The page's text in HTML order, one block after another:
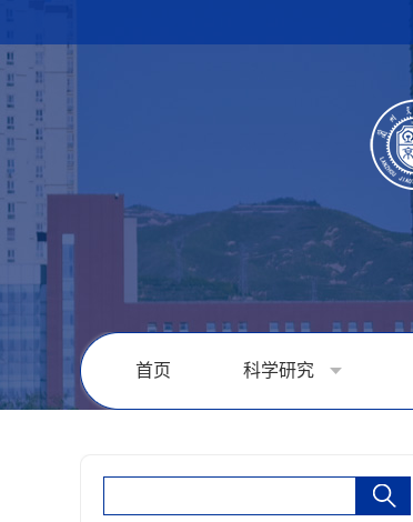
首页 科学研究